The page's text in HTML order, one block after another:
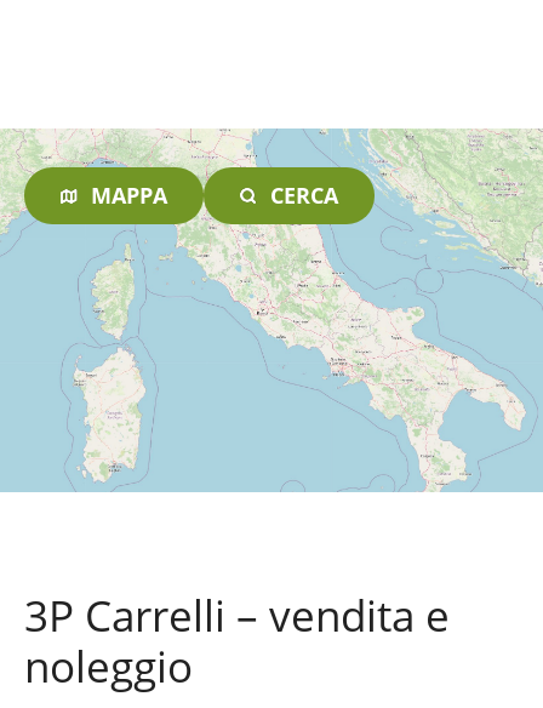
MAPPA CERCA
3P Carrelli – vendita e
noleggio